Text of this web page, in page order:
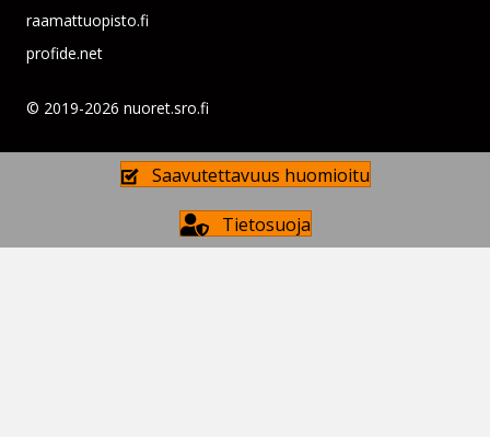
raamattuopisto.fi
profide.net
© 2019-2026 nuoret.sro.fi
Saavutettavuus huomioitu
Tietosuoja